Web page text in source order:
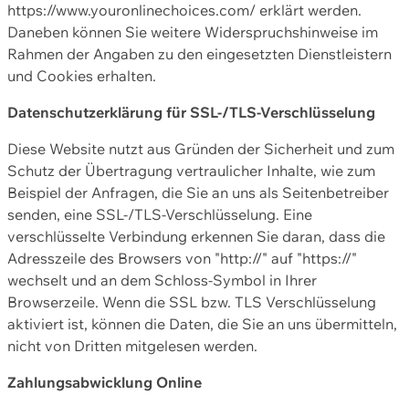
https://www.youronlinechoices.com/ erklärt werden.
Daneben können Sie weitere Widerspruchshinweise im
Rahmen der Angaben zu den eingesetzten Dienstleistern
und Cookies erhalten.
Datenschutzerklärung für SSL-/TLS-Verschlüsselung
Diese Website nutzt aus Gründen der Sicherheit und zum
Schutz der Übertragung vertraulicher Inhalte, wie zum
Beispiel der Anfragen, die Sie an uns als Seitenbetreiber
senden, eine SSL-/TLS-Verschlüsselung. Eine
verschlüsselte Verbindung erkennen Sie daran, dass die
Adresszeile des Browsers von "http://" auf "https://"
wechselt und an dem Schloss-Symbol in Ihrer
Browserzeile. Wenn die SSL bzw. TLS Verschlüsselung
aktiviert ist, können die Daten, die Sie an uns übermitteln,
nicht von Dritten mitgelesen werden.
Zahlungsabwicklung Online